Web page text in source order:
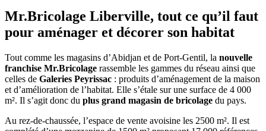
Mr.Bricolage Liberville, tout ce qu’il faut
pour aménager et décorer son habitat
Tout comme les magasins d’Abidjan et de Port-Gentil, la nouvelle
franchise Mr.Bricolage rassemble les gammes du réseau ainsi que
celles de Galeries Peyrissac : produits d’aménagement de la maison
et d’amélioration de l’habitat. Elle s’étale sur une surface de 4 000
m². Il s’agit donc du plus grand magasin de bricolage du pays.
Au rez-de-chaussée, l’espace de vente avoisine les 2500 m². Il est